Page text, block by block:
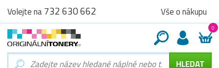
Volejte na732 630 662 Vše o nákupu
0